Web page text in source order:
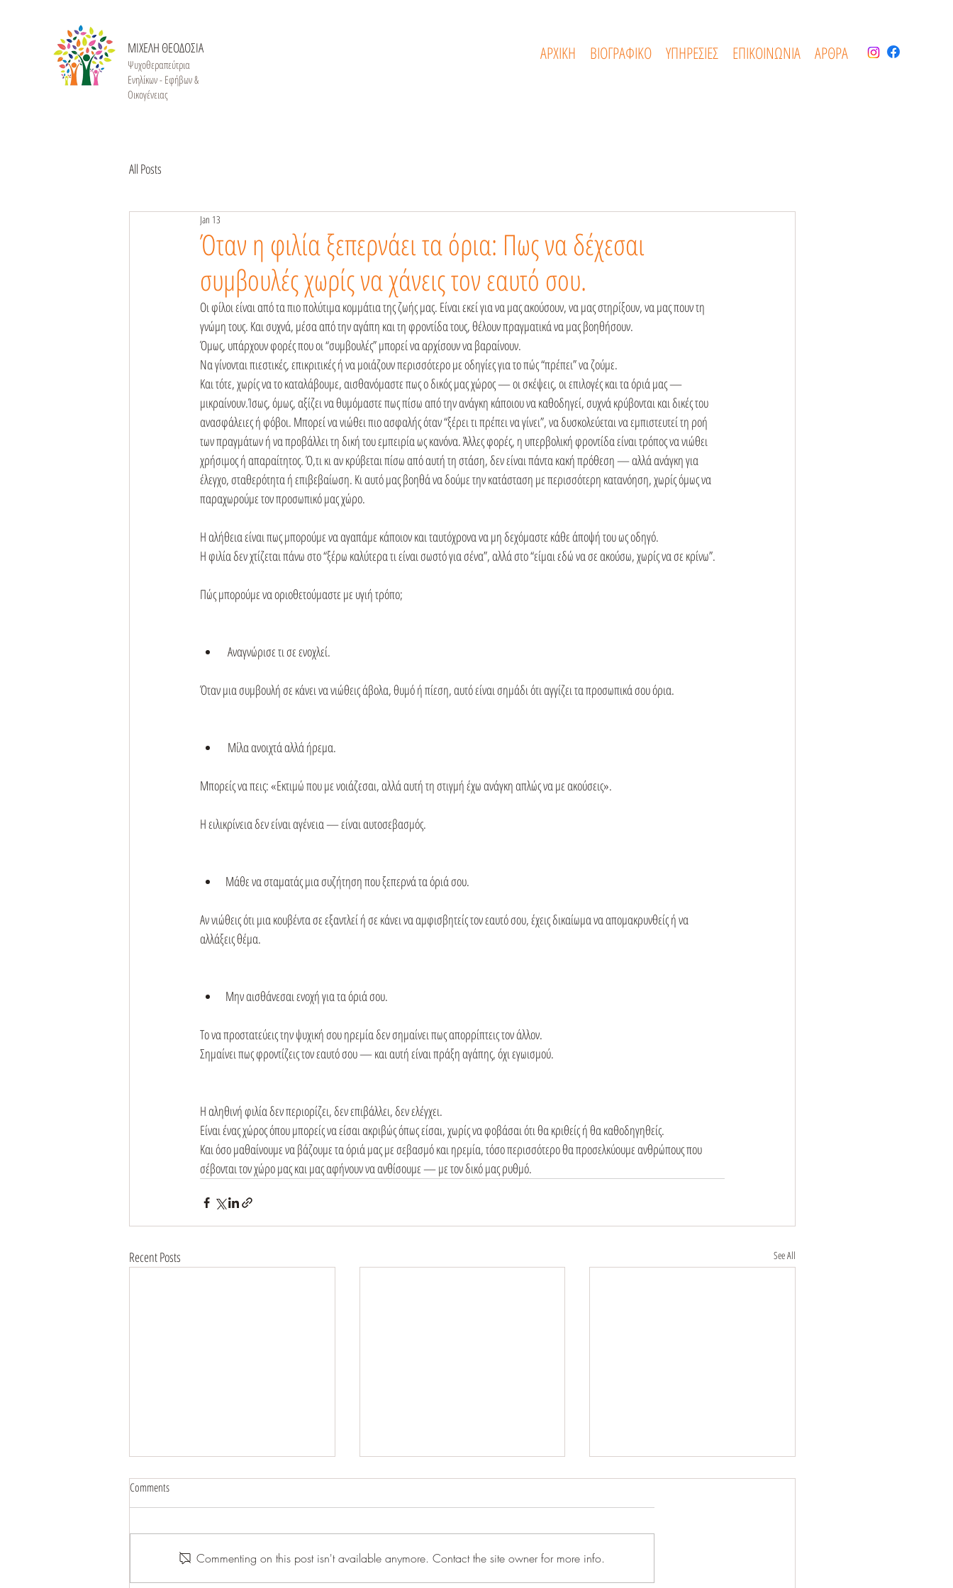
ΜΙΧΕΛΗ ΘΕΟΔΟΣΙΑ
Ψυχοθεραπεύτρια
Ενηλίκων - Εφήβων &
Οικογένειας
ΑΡΧΙΚΗ ΒΙΟΓΡΑΦΙΚΟ ΥΠΗΡΕΣΙΕΣ ΕΠΙΚΟΙΝΩΝΙΑ ΑΡΘΡΑ
All Posts
Όταν η φιλία ξεπερνάει τα όρια: Πως να δέχεσαι
συμβουλές χωρίς να χάνεις τον εαυτό σου.
Jan 13
Οι φίλοι είναι από τα πιο πολύτιμα κομμάτια της ζωής μας. Είναι εκεί για να μας ακούσουν, να μας στηρίξουν, να μας πουν τη
γνώμη τους. Και συχνά, μέσα από την αγάπη και τη φροντίδα τους, θέλουν πραγματικά να μας βοηθήσουν.
Όμως, υπάρχουν φορές που οι “συμβουλές” μπορεί να αρχίσουν να βαραίνουν.
Να γίνονται πιεστικές, επικριτικές ή να μοιάζουν περισσότερο με οδηγίες για το πώς “πρέπει” να ζούμε.
Και τότε, χωρίς να το καταλάβουμε, αισθανόμαστε πως ο δικός μας χώρος — οι σκέψεις, οι επιλογές και τα όριά μας —
μικραίνουν.Ίσως, όμως, αξίζει να θυμόμαστε πως πίσω από την ανάγκη κάποιου να καθοδηγεί, συχνά κρύβονται και δικές του
ανασφάλειες ή φόβοι. Μπορεί να νιώθει πιο ασφαλής όταν “ξέρει τι πρέπει να γίνει”, να δυσκολεύεται να εμπιστευτεί τη ροή
των πραγμάτων ή να προβάλλει τη δική του εμπειρία ως κανόνα. Άλλες φορές, η υπερβολική φροντίδα είναι τρόπος να νιώθει
χρήσιμος ή απαραίτητος. Ό,τι κι αν κρύβεται πίσω από αυτή τη στάση, δεν είναι πάντα κακή πρόθεση — αλλά ανάγκη για
έλεγχο, σταθερότητα ή επιβεβαίωση. Κι αυτό μας βοηθά να δούμε την κατάσταση με περισσότερη κατανόηση, χωρίς όμως να
παραχωρούμε τον προσωπικό μας χώρο.
Η αλήθεια είναι πως μπορούμε να αγαπάμε κάποιον και ταυτόχρονα να μη δεχόμαστε κάθε άποψή του ως οδηγό.
Η φιλία δεν χτίζεται πάνω στο “ξέρω καλύτερα τι είναι σωστό για σένα”, αλλά στο “είμαι εδώ να σε ακούσω, χωρίς να σε κρίνω”.
Πώς μπορούμε να οριοθετούμαστε με υγιή τρόπο;
Αναγνώρισε τι σε ενοχλεί.
Όταν μια συμβουλή σε κάνει να νιώθεις άβολα, θυμό ή πίεση, αυτό είναι σημάδι ότι αγγίζει τα προσωπικά σου όρια.
Μίλα ανοιχτά αλλά ήρεμα.
Μπορείς να πεις: «Εκτιμώ που με νοιάζεσαι, αλλά αυτή τη στιγμή έχω ανάγκη απλώς να με ακούσεις».
Η ειλικρίνεια δεν είναι αγένεια — είναι αυτοσεβασμός.
Μάθε να σταματάς μια συζήτηση που ξεπερνά τα όριά σου.
Αν νιώθεις ότι μια κουβέντα σε εξαντλεί ή σε κάνει να αμφισβητείς τον εαυτό σου, έχεις δικαίωμα να απομακρυνθείς ή να
αλλάξεις θέμα.
Μην αισθάνεσαι ενοχή για τα όριά σου.
Το να προστατεύεις την ψυχική σου ηρεμία δεν σημαίνει πως απορρίπτεις τον άλλον.
Σημαίνει πως φροντίζεις τον εαυτό σου — και αυτή είναι πράξη αγάπης, όχι εγωισμού.
Η αληθινή φιλία δεν περιορίζει, δεν επιβάλλει, δεν ελέγχει.
Είναι ένας χώρος όπου μπορείς να είσαι ακριβώς όπως είσαι, χωρίς να φοβάσαι ότι θα κριθείς ή θα καθοδηγηθείς.
Και όσο μαθαίνουμε να βάζουμε τα όριά μας με σεβασμό και ηρεμία, τόσο περισσότερο θα προσελκύουμε ανθρώπους που
σέβονται τον χώρο μας και μας αφήνουν να ανθίσουμε — με τον δικό μας ρυθμό.
Recent Posts See All
Comments
Commenting on this post isn't available anymore. Contact the site owner for more info.